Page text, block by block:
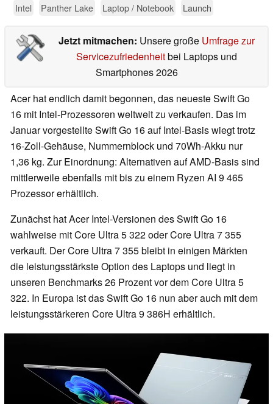
Intel Panther Lake Laptop / Notebook Launch
Jetzt mitmachen: Unsere große Umfrage zur
Servicezufriedenheitbei Laptops und
Smartphones 2026
Acer hat endlich damit begonnen, das neueste Swift Go
16 mit Intel-Prozessoren weltweit zu verkaufen. Das im
Januar vorgestellte Swift Go 16 auf Intel-Basis wiegt trotz
16-Zoll-Gehäuse, Nummernblock und 70Wh-Akku nur
1,36 kg. Zur Einordnung: Alternativen auf AMD-Basis sind
mittlerweile ebenfalls mit bis zu einem Ryzen AI 9 465
Prozessor erhältlich.
Zunächst hat Acer Intel-Versionen des Swift Go 16
wahlweise mit Core Ultra 5 322 oder Core Ultra 7 355
verkauft. Der Core Ultra 7 355 bleibt in einigen Märkten
die leistungsstärkste Option des Laptops und liegt in
unseren Benchmarks 26 Prozent vor dem Core Ultra 5
322. In Europa ist das Swift Go 16 nun aber auch mit dem
leistungsstärkeren Core Ultra 9 386H erhältlich.